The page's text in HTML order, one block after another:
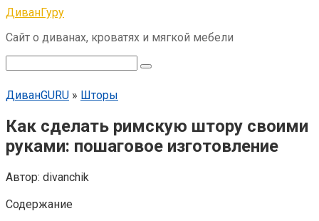
Перейти
контенту
ДиванГуру
Сайт о диванах, кроватях и мягкой мебели
ДиванGURU » Шторы
Как сделать римскую штору своими
руками: пошаговое изготовление
Автор: divanchik
Содержание